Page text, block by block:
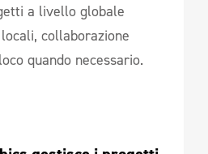
a livello globale
collaborazione
quando necessario.